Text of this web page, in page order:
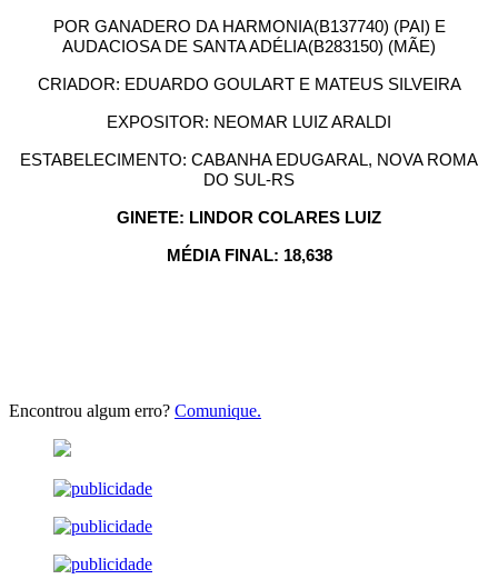
POR GANADERO DA HARMONIA(B137740) (PAI) E
AUDACIOSA DE SANTA ADÉLIA(B283150) (MÃE)
CRIADOR: EDUARDO GOULART E MATEUS SILVEIRA
EXPOSITOR: NEOMAR LUIZ ARALDI
ESTABELECIMENTO: CABANHA EDUGARAL, NOVA ROMA
DO SUL-RS
GINETE: LINDOR COLARES LUIZ
MÉDIA FINAL: 18,638
Encontrou algum erro? Comunique.